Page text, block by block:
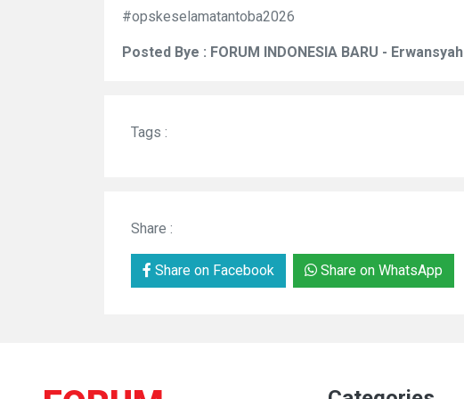
#opskeselamatantoba2026
Posted Bye : FORUM INDONESIA BARU - Erwansyah
Tags :
Share :
Share on Facebook Share on WhatsApp